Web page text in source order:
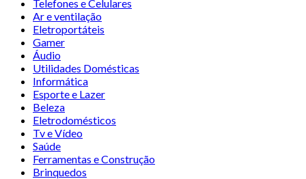
Telefones e Celulares
Ar e ventilação
Eletroportáteis
Gamer
Áudio
Utilidades Domésticas
Informática
Esporte e Lazer
Beleza
Eletrodomésticos
Tv e Vídeo
Saúde
Ferramentas e Construção
Brinquedos